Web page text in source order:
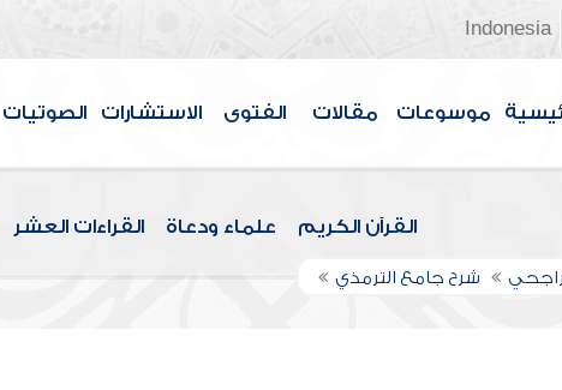
Indonesia
موسوعات مقالات الفتوى الاستشارات الصوتيات
القرآن الكريم علماء ودعاة القراءات العشر
شرح جامع الترمذي